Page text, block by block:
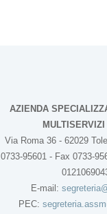
AZIENDA
Via Roma 36 - 62029
0733-95601 - Fax 0733-
E-mail:
PEC: